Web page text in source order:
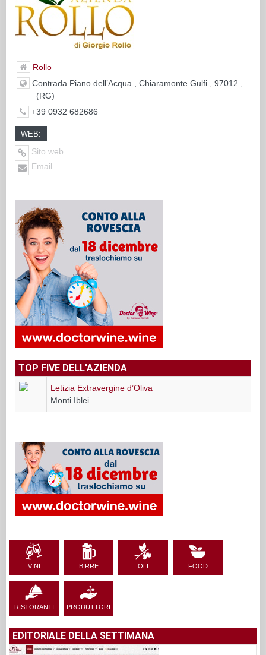
Rollo
Contrada Piano dell’Acqua , Chiaramonte Gulfi , 97012 ,
(RG)
+39 0932 682686
WEB:
Sito web
Email
TOP FIVE DELL'AZIENDA
Letizia Extravergine d’Oliva
Monti Iblei
VINI BIRRE OLI FOOD
RISTORANTI PRODUTTORI
EDITORIALE DELLA SETTIMANA